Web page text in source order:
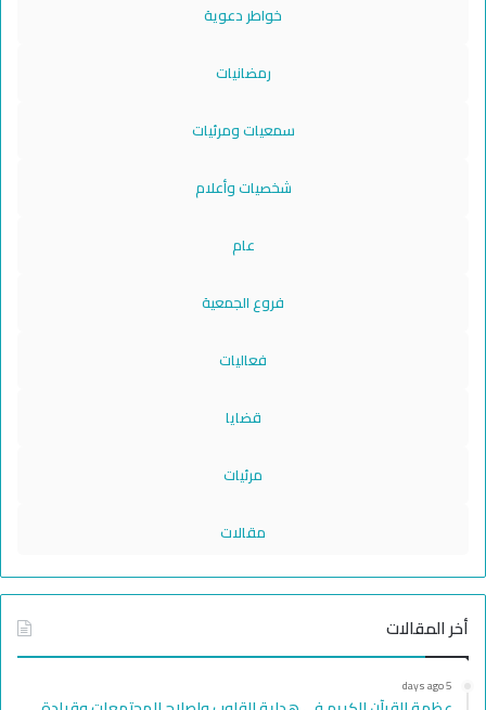
خواطر دعوية
رمضانيات
سمعيات ومرئيات
شخصيات وأعلام
عام
فروع الجمعية
فعاليات
قضايا
مرئيات
مقالات
أخر المقالات
5 days ago